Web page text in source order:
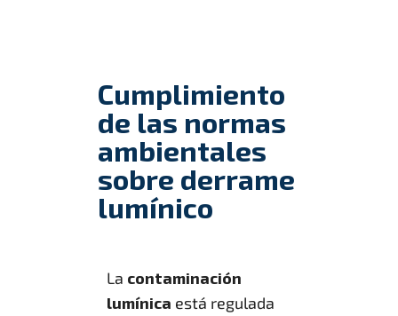
Cumplimiento
de las normas
ambientales
sobre derrame
lumínico
La contaminación
lumínica está regulada